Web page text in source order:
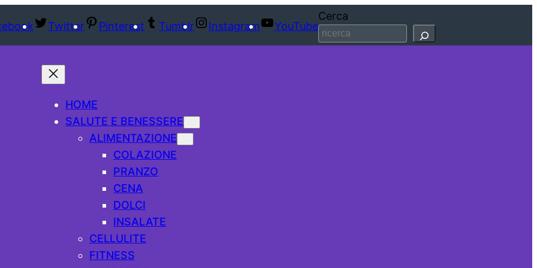
Twitter Pinterest Tumblr Instagram YouTube
Cerca
HOME
SALUTE E BENESSERE
ALIMENTAZIONE
COLAZIONE
PRANZO
CENA
DOLCI
INSALATE
CELLULITE
FITNESS